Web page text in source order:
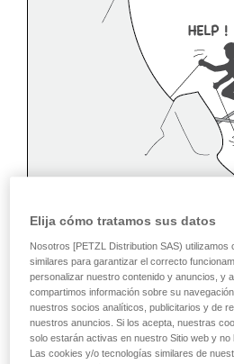
Asegurar desde un
la nieve
Elija cómo tratamos sus datos
Nosotros [PETZL Distribution SAS) utilizamos
similares para garantizar el correcto
personalizar nuestro contenido y anuncios, y
compartimos información sobre su
nuestros socios analíticos, publicitarios y de
nuestros anuncios. Si los acepta, nuestras
solo estarán activas en nuestro Sitio web y no
Las cookies y/o tecnologías similares de